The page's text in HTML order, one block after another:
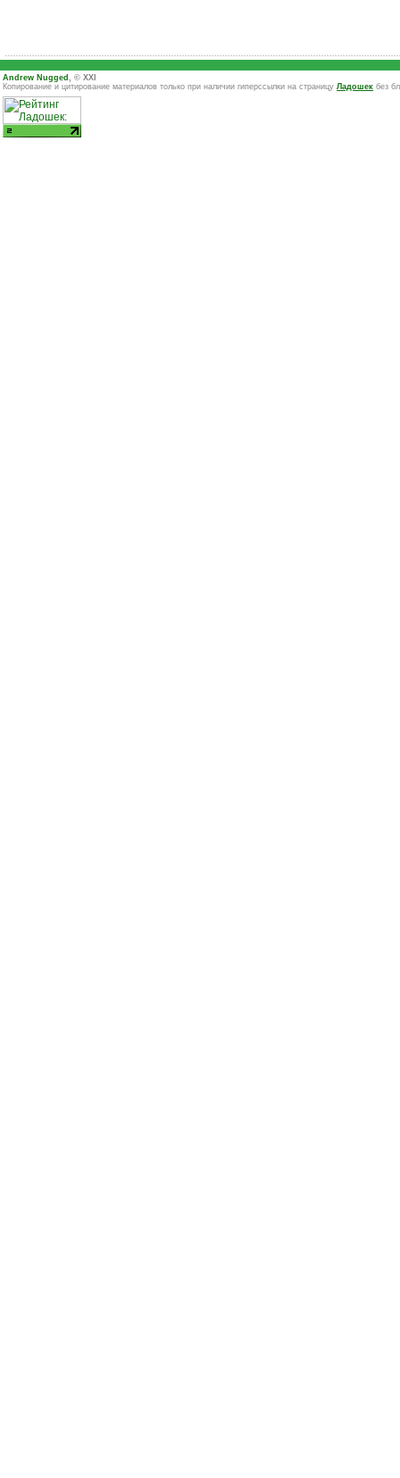
Andrew Nugged , © XXI
Копирование и цитирование материалов только при наличии гиперссылки на страницу Ладошек без